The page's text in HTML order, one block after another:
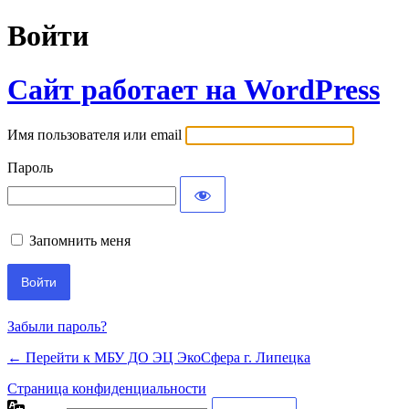
Войти
Сайт работает на WordPress
Имя пользователя или email
Пароль
Запомнить меня
Забыли пароль?
← Перейти к МБУ ДО ЭЦ ЭкоСфера г. Липецка
Страница конфиденциальности